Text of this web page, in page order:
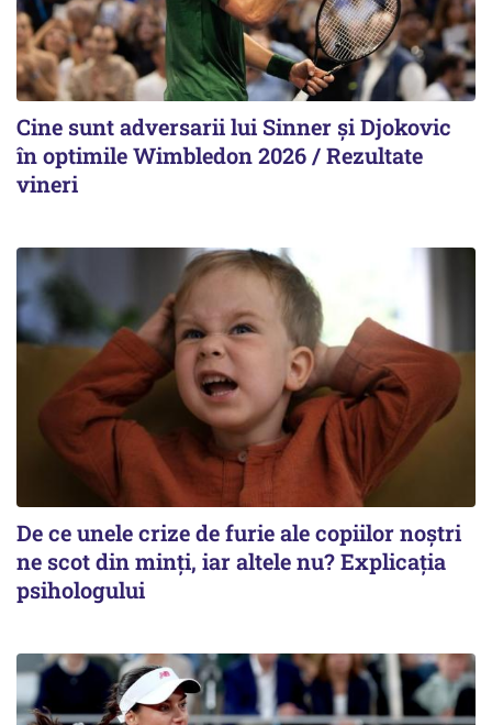
Cine sunt adversarii lui Sinner şi Djokovic
în optimile Wimbledon 2026 / Rezultate
vineri
De ce unele crize de furie ale copiilor noștri
ne scot din minți, iar altele nu? Explicația
psihologului